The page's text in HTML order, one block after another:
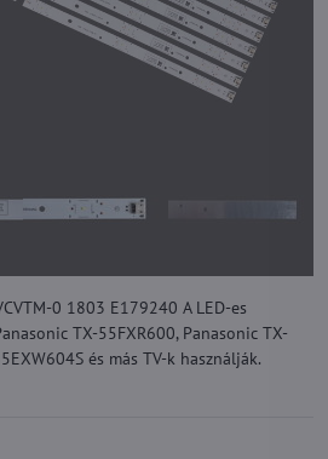
0 1803 E179240 A LED-es
TX-55FXR600, Panasonic TX-
és más TV-k használják.